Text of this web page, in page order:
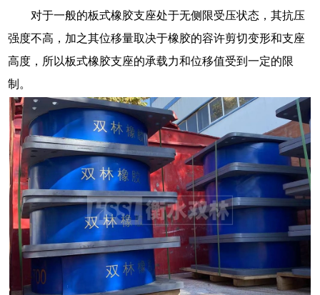
对于一般的板式橡胶支座处于无侧限受压状态，其抗压
强度不高，加之其位移量取决于橡胶的容许剪切变形和支座
高度，所以板式橡胶支座的承载力和位移值受到一定的限
制。